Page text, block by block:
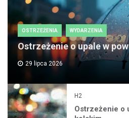
OSTRZEŻENIA WYDARZENIA
Ostrzeżenie o upale w
29 lipca 2026
H2
Ostrzeżenie o